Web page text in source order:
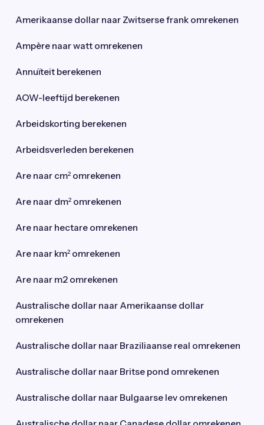
Amerikaanse dollar naar Zwitserse frank omrekenen
Ampère naar watt omrekenen
Annuïteit berekenen
AOW-leeftijd berekenen
Arbeidskorting berekenen
Arbeidsverleden berekenen
Are naar cm² omrekenen
Are naar dm² omrekenen
Are naar hectare omrekenen
Are naar km² omrekenen
Are naar m2 omrekenen
Australische dollar naar Amerikaanse dollar
omrekenen
Australische dollar naar Braziliaanse real omrekenen
Australische dollar naar Britse pond omrekenen
Australische dollar naar Bulgaarse lev omrekenen